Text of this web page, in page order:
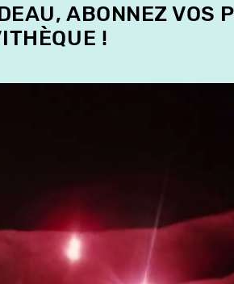
ABONNEZ VOS
!